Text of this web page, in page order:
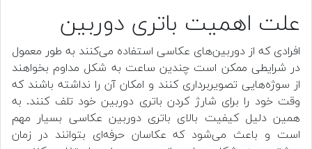
علت اهمیت باتری دوربین
افرادی که از دوربین‌های عکاسی استفاده می‌کنند به طور معمول
در شرایطی ممکن است چندین ساعت به شکل مداوم بخواهند
از سوژه‌هایی تصویربرداری کنند و امکان آن را نداشته باشند که
وقت خود را برای شارژ کردن باتری دوربین خود تلف کنند. به
همین دلیل کیفیت بالای باتری دوربین عکاسی بسیار مهم
است و باعث می‌شود که عکاسان حرفه‌ای بتوانند در زمان